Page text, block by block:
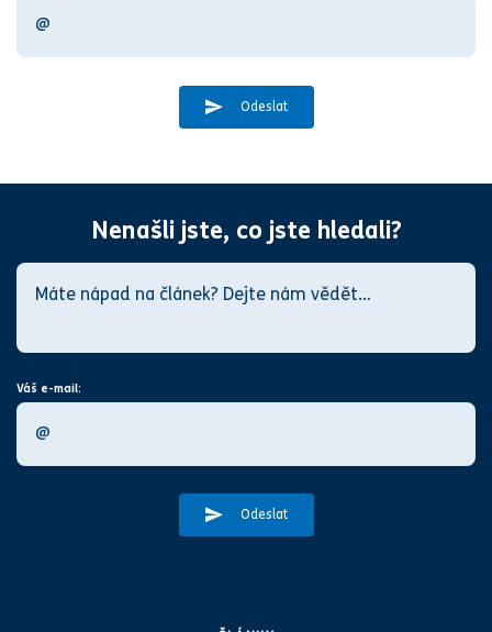
Odeslat
Nenašli jste, co jste hledali?
Váš e-mail:
Odeslat